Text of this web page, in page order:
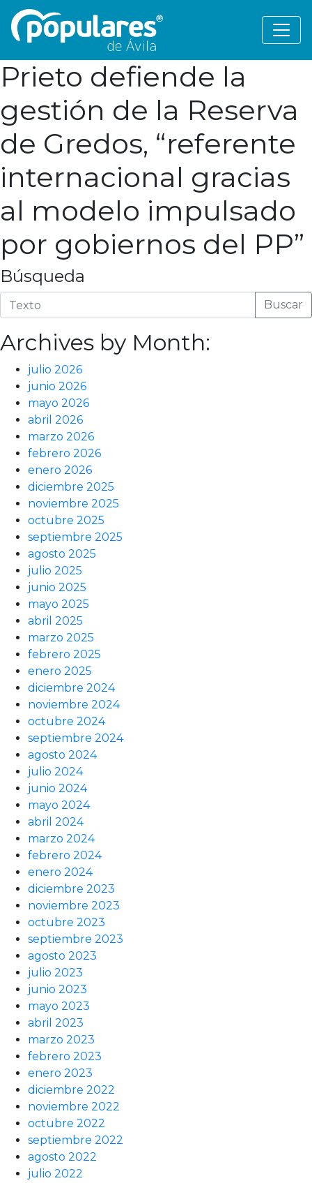
Prieto defiende la
gestión de la Reserva
de Gredos, “referente
internacional gracias
al modelo impulsado
por gobiernos del PP”
Búsqueda
Buscar
Archives by Month:
julio 2026
junio 2026
mayo 2026
abril 2026
marzo 2026
febrero 2026
enero 2026
diciembre 2025
noviembre 2025
octubre 2025
septiembre 2025
agosto 2025
julio 2025
junio 2025
mayo 2025
abril 2025
marzo 2025
febrero 2025
enero 2025
diciembre 2024
noviembre 2024
octubre 2024
septiembre 2024
agosto 2024
julio 2024
junio 2024
mayo 2024
abril 2024
marzo 2024
febrero 2024
enero 2024
diciembre 2023
noviembre 2023
octubre 2023
septiembre 2023
agosto 2023
julio 2023
junio 2023
mayo 2023
abril 2023
marzo 2023
febrero 2023
enero 2023
diciembre 2022
noviembre 2022
octubre 2022
septiembre 2022
agosto 2022
julio 2022